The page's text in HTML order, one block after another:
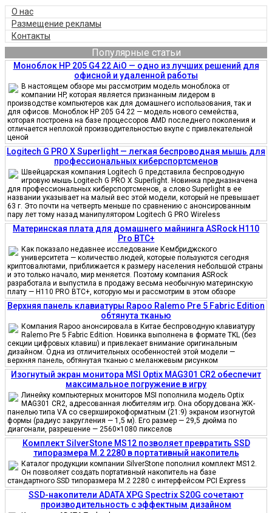
О нас
Размещение рекламы
Контакты
Популярные статьи
Моноблок HP 205 G4 22 AiO — одно из лучших решений для
офисной и удаленной работы
В настоящем обзоре мы рассмотрим модель моноблока от
компании HP, которая является признанным лидером в
производстве компьютеров как для домашнего использования, так и
для офисов. Моноблок HP 205 G4 22 — модель нового семейства,
которая построена на базе процессоров AMD последнего поколения и
отличается неплохой производительностью вкупе с привлекательной
ценой
Logitech G PRO X Superlight — легкая беспроводная мышь для
профессиональных киберспортсменов
Швейцарская компания Logitech G представила беспроводную
игровую мышь Logitech G PRO X Superlight. Новинка предназначена
для профессиональных киберспортсменов, а слово Superlight в ее
названии указывает на малый вес этой модели, который не превышает
63 г. Это почти на четверть меньше по сравнению с анонсированным
пару лет тому назад манипулятором Logitech G PRO Wireless
Материнская плата для домашнего майнинга ASRock H110
Pro BTC+
Как показало недавнее исследование Кембриджского
университета — количество людей, которые пользуются сегодня
криптовалютами, приближается к размеру населения небольшой страны
и это только начало, мир меняется. Поэтому компания ASRock
разработала и выпустила в продажу весьма необычную материнскую
плату — H110 PRO BTC+, которую мы и рассмотрим в этом обзоре
Верхняя панель клавиатуры Rapoo Ralemo Pre 5 Fabric Edition
обтянута тканью
Компания Rapoo анонсировала в Китае беспроводную клавиатуру
Ralemo Pre 5 Fabric Edition. Новинка выполнена в формате TKL (без
секции цифровых клавиш) и привлекает внимание оригинальным
дизайном. Одна из отличительных особенностей этой модели —
верхняя панель, обтянутая тканью с меланжевым рисунком
Изогнутый экран монитора MSI Optix MAG301 CR2 обеспечит
максимальное погружение в игру
Линейку компьютерных мониторов MSI пополнила модель Optix
MAG301 CR2, адресованная любителям игр. Она оборудована ЖК-
панелью типа VA со сверхширокоформатным (21:9) экраном изогнутой
формы (радиус закругления — 1,5 м). Его размер — 29,5 дюйма по
диагонали, разрешение — 2560×1080 пикселов
Комплект SilverStone MS12 позволяет превратить SSD
типоразмера M.2 2280 в портативный накопитель
Каталог продукции компании SilverStone пополнил комплект MS12.
Он позволяет создать портативный накопитель на базе
стандартного SSD типоразмера M.2 2280 с интерфейсом PCI Express
SSD-накопители ADATA XPG Spectrix S20G сочетают
производительность с эффектным дизайном